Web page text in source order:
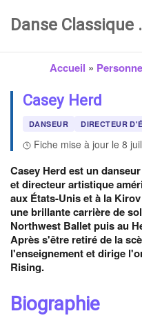
Danse Classique
Accueil » Personne
Casey Herd
DANSEUR DIRECTEUR
Fiche mise à jour le 8
Casey Herd est un
et directeur artistique
aux États-Unis et à la
une brillante carrière de
Northwest Ballet puis au
Après s'être retiré de la
l'enseignement et dirige
Rising.
Biographie